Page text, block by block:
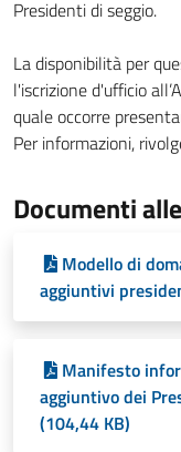
Presidenti di seggio.
La disponibilità per
l'iscrizione d'ufficio
quale occorre
Per informazioni,
Documenti
Modello di
aggiuntivi
Manifesto
aggiuntivo dei
(104,44 KB)